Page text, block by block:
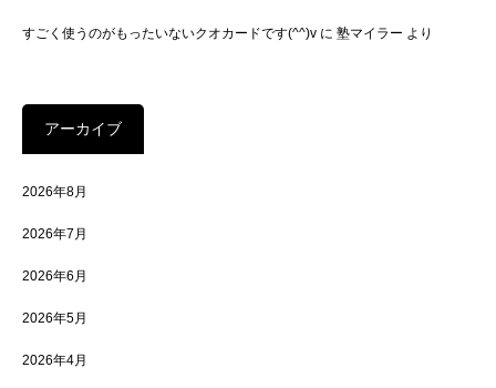
すごく使うのがもったいないクオカードです(^^)v に 塾マイラー より
アーカイブ
2026年8月
2026年7月
2026年6月
2026年5月
2026年4月